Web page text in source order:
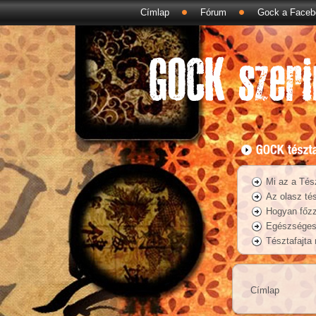
Címlap Fórum Gock a
Mi az a
Az olasz
Hogyan
Tésztafajta
Címlap